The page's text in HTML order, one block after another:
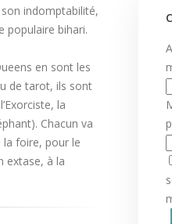
indomptabilité,
populaire bihari.
en sont les
de tarot, ils sont
la
Chacun va
la foire, pour le
extase, à la